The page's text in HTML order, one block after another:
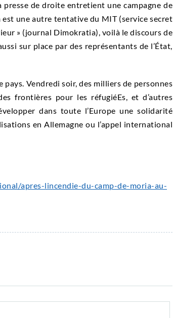
de droite entretient une campagne de
est une autre tentative du MIT (service secret
» (journal Dimokratia), voilà le discours de
sur place par des représentants de l’État,
pays. Vendredi soir, des milliers de personnes
frontières pour les réfugiéEs, et d’autres
dans toute l’Europe une solidarité
en Allemagne ou l’appel international
apres-lincendie-du-camp-de-moria-au-